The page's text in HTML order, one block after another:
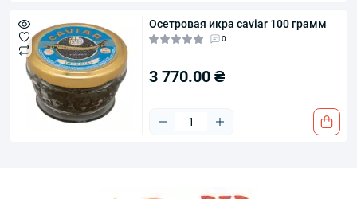
Осетровая икра caviar 100 грамм
0
3 770.00 ₴